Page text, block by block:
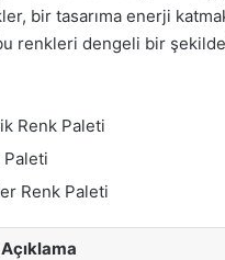
bir tasarıma enerji
renkleri dengeli bir
Renk Paleti
Paleti
Renk Paleti
Açıklama